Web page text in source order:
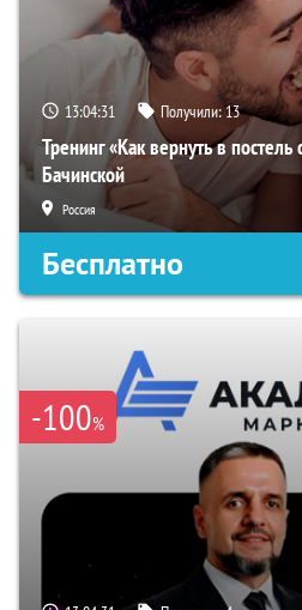
13:04:30 Получили:13
Тренинг «Как вернуть в постель
Бачинской
Россия
Бесплатно
-100%